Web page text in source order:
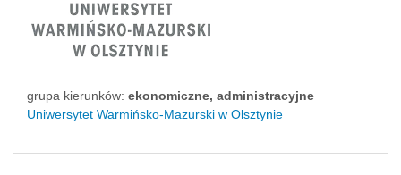
grupa kierunków: ekonomiczne, administracyjne
Uniwersytet Warmińsko-Mazurski w Olsztynie